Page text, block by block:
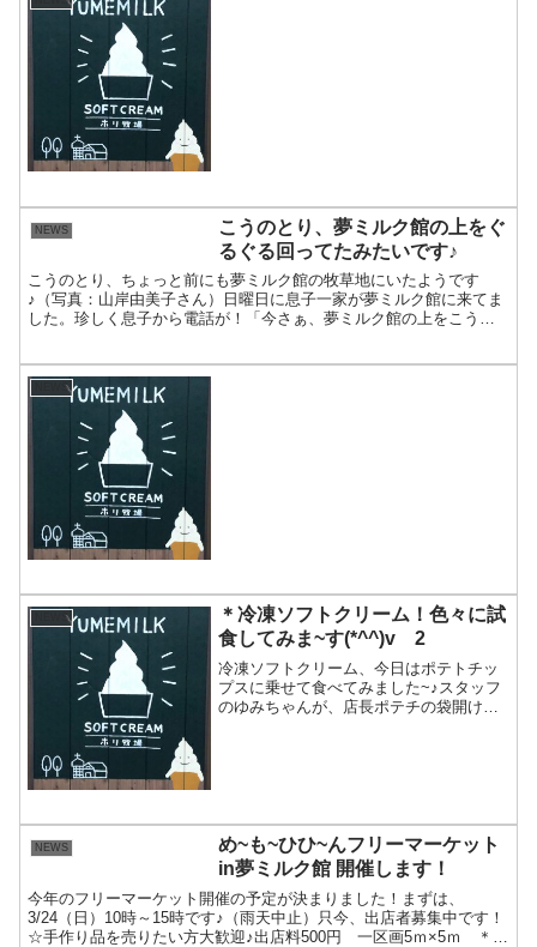
NEWS
こうのとり、夢ミルク館の上をぐ
るぐる回ってたみたいです♪
こうのとり、ちょっと前にも夢ミルク館の牧草地にいたようです
♪（写真：山岸由美子さん）日曜日に息子一家が夢ミルク館に来てま
した。珍しく息子から電話が！「今さぁ、夢ミルク館の上をこうの
NEWS
NEWS
＊冷凍ソフトクリーム！色々に試
食してみま~す(*^^)v 2
冷凍ソフトクリーム、今日はポテトチッ
プスに乗せて食べてみました~♪スタッフ
のゆみちゃんが、店長ポテチの袋開けれ
NEWS
め~も~ひひ~んフリーマーケット
in夢ミルク館 開催します！
今年のフリーマーケット開催の予定が決まりました！まずは、
3/24（日）10時～15時です♪（雨天中止）只今、出店者募集中です！
☆手作り品を売りたい方大歓迎♪出店料500円 一区画5ｍ×5ｍ ＊車